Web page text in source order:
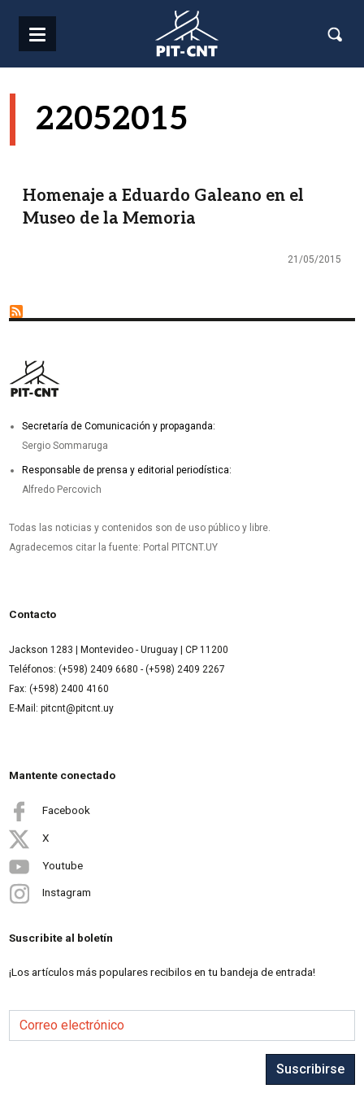
22052015
Homenaje a Eduardo Galeano en el
Museo de la Memoria
21/05/2015
Secretaría de Comunicación y propaganda:
Sergio Sommaruga
Responsable de prensa y editorial periodística:
Alfredo Percovich
Todas las noticias y contenidos son de uso público y libre.
Agradecemos citar la fuente: Portal PITCNT.UY
Contacto
Jackson 1283 | Montevideo - Uruguay | CP 11200
Teléfonos: (+598) 2409 6680 - (+598) 2409 2267
Fax: (+598) 2400 4160
E-Mail: pitcnt@pitcnt.uy
Mantente conectado
Facebook
X
Youtube
Instagram
Suscribite al boletín
¡Los artículos más populares recibilos en tu bandeja de entrada!
Correo electrónico
Suscribirse